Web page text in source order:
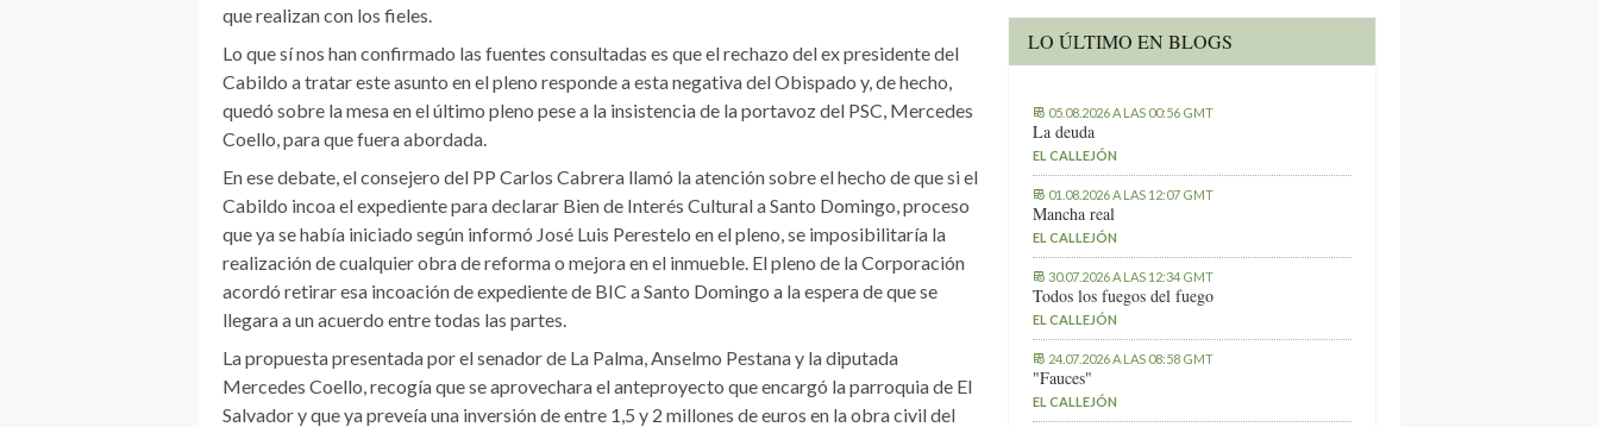
que realizan con los fieles.
Lo que sí nos han confirmado las fuentes consultadas es que el rechazo del ex presidente del
Cabildo a tratar este asunto en el pleno responde a esta negativa del Obispado y, de hecho,
quedó sobre la mesa en el último pleno pese a la insistencia de la portavoz del PSC, Mercedes
Coello, para que fuera abordada.
En ese debate, el consejero del PP Carlos Cabrera llamó la atención sobre el hecho de que si el
Cabildo incoa el expediente para declarar Bien de Interés Cultural a Santo Domingo, proceso
que ya se había iniciado según informó José Luis Perestelo en el pleno, se imposibilitaría la
realización de cualquier obra de reforma o mejora en el inmueble. El pleno de la Corporación
acordó retirar esa incoación de expediente de BIC a Santo Domingo a la espera de que se
llegara a un acuerdo entre todas las partes.
La propuesta presentada por el senador de La Palma, Anselmo Pestana y la diputada
Mercedes Coello, recogía que se aprovechara el anteproyecto que encargó la parroquia de El
Salvador y que ya preveía una inversión de entre 1,5 y 2 millones de euros en la obra civil del
LO ÚLTIMO EN BLOGS
05.08.2026 A LAS 00:56 GMT
La deuda
EL CALLEJÓN
01.08.2026 A LAS 12:07 GMT
Mancha real
EL CALLEJÓN
30.07.2026 A LAS 12:34 GMT
Todos los fuegos del fuego
EL CALLEJÓN
24.07.2026 A LAS 08:58 GMT
"Fauces"
EL CALLEJÓN